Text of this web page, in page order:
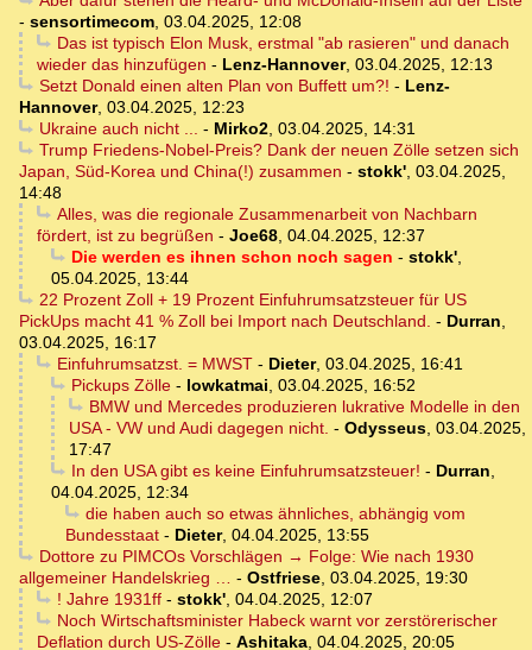
- sensortimecom 03.04.2025, 12:08
Das ist typisch Elon Musk, erstmal "ab rasieren" und danach
wieder das hinzufügen - Lenz-Hannover, 03.04.2025, 12:13
Setzt Donald einen alten Plan von Buffett um?! - Lenz-
Hannover, 03.04.2025, 12:23
Ukraine auch nicht ...
- Mirko2, 03.04.2025, 14:31
Trump Friedens-Nobel-Preis? Dank der neuen Zölle setzen sich
Japan, Süd-Korea und China(!) zusammen - stokk' 03.04.2025,
14:48
Alles, was die regionale Zusammenarbeit von Nachbarn
fördert, ist zu begrüßen - Joe68 04.04.2025, 12:37
Die werden es ihnen schon noch sagen - stokk',
05.04.2025, 13:44
22 Prozent Zoll + 19 Prozent Einfuhrumsatzsteuer für US
PickUps macht 41 % Zoll bei Import nach Deutschland. - Durran
03.04.2025, 16:17
Einfuhrumsatzst. = MWST- Dieter, 03.04.2025, 16:41
Pickups Zölle- lowkatmai 03.04.2025, 16:52
BMW und Mercedes produzieren lukrative Modelle in den
USA - VW und Audi dagegen nicht. - Odysseus 03.04.2025,
17:47
In den USA gibt es keine Einfuhrumsatzsteuer! - Durran
04.04.2025, 12:34
die haben auch so etwas ähnliches, abhängig vom
Bundesstaat - Dieter, 04.04.2025, 13:55
Dottore zu PIMCOs Vorschlägen → Folge: Wie nach 1930
allgemeiner Handelskrieg …
- Ostfriese 03.04.2025, 19:30
! Jahre 1931ff- stokk', 04.04.2025, 12:07
Noch Wirtschaftsminister Habeck warnt vor zerstörerischer
Deflation durch US-Zölle - Ashitaka 04.04.2025, 20:05